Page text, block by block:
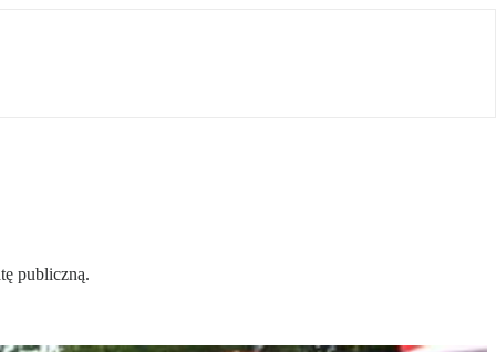
publiczną.